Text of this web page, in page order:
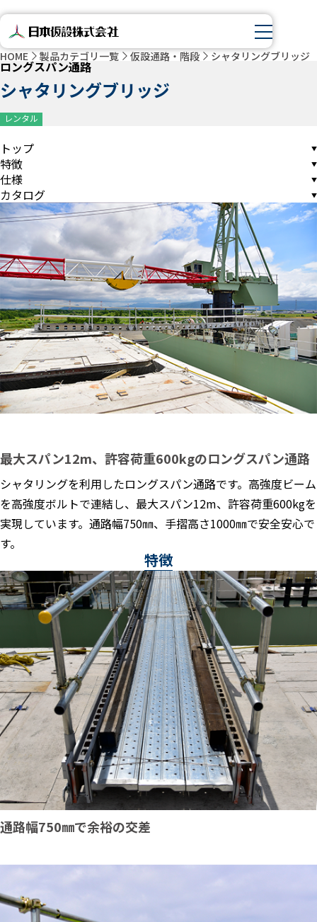
HOME 製品カテゴリ一覧 仮設通路・階段 シャタリングブリッジ
ロングスパン通路
シャタリングブリッジ
レンタル
トップ
特徴
仕様
カタログ
最大スパン12m、許容荷重600kgのロングスパン通路
シャタリングを利用したロングスパン通路です。高強度ビーム
を高強度ボルトで連結し、最大スパン12m、許容荷重600kgを
実現しています。通路幅750㎜、手摺高さ1000㎜で安全安心で
す。
特徴
通路幅750㎜で余裕の交差